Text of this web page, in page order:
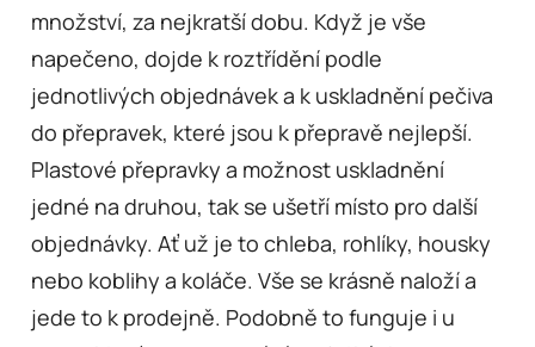
množství, za nejkratší dobu. Když je vše
napečeno, dojde k roztřídění podle
jednotlivých objednávek a k uskladnění pečiva
do přepravek, které jsou k přepravě nejlepší.
Plastové přepravky a možnost uskladnění
jedné na druhou, tak se ušetří místo pro další
objednávky. Ať už je to chleba, rohlíky, housky
nebo koblihy a koláče. Vše se krásně naloží a
jede to k prodejně. Podobně to funguje i u